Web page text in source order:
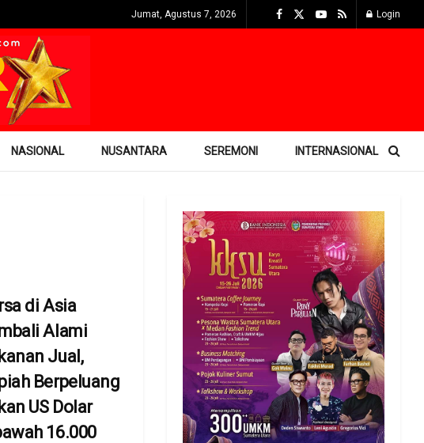
Jumat, Agustus 7, 2026 Login
NASIONAL NUSANTARA SEREMONI INTERNASIONAL
di Asia
Alami
Jual,
Berpeluang
US Dolar
16.000